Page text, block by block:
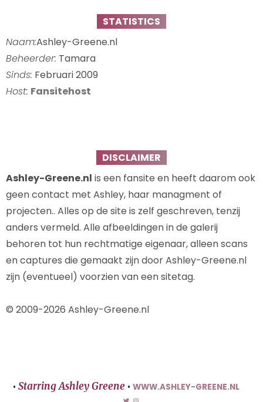
STATISTICS
Naam:Ashley-Greene.nl
Beheerder: Tamara
Sinds: Februari 2009
Host: Fansitehost
DISCLAIMER
Ashley-Greene.nl is een fansite en heeft daarom ook
geen contact met Ashley, haar managment of
projecten.. Alles op de site is zelf geschreven, tenzij
anders vermeld. Alle afbeeldingen in de galerij
behoren tot hun rechtmatige eigenaar, alleen scans
en captures die gemaakt zijn door Ashley-Greene.nl
zijn (eventueel) voorzien van een sitetag.
© 2009-2026 Ashley-Greene.nl
• Starring Ashley Greene • WWW.ASHLEY-GREENE.NL